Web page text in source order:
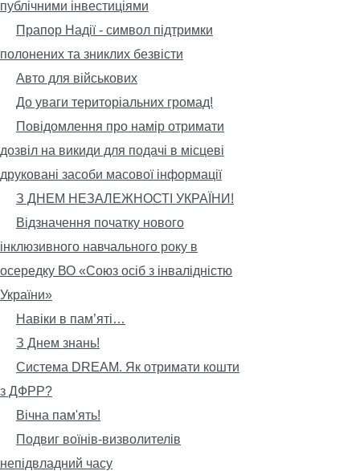
публічними інвестиціями
Прапор Надії - символ підтримки
полонених та зниклих безвісти
Авто для військових
До уваги територіальних громад!
Повідомлення про намір отримати
дозвіл на викиди для подачі в місцеві
друковані засоби масової інформації
З ДНЕМ НЕЗАЛЕЖНОСТІ УКРАЇНИ!
Відзначення початку нового
інклюзивного навчального року в
осередку ВО «Союз осіб з інвалідністю
України»
Навіки в пам’яті…
З Днем знань!
Система DREAM. Як отримати кошти
з ДФРР?
Вічна пам'ять!
Подвиг воїнів-визволителів
непідвладний часу